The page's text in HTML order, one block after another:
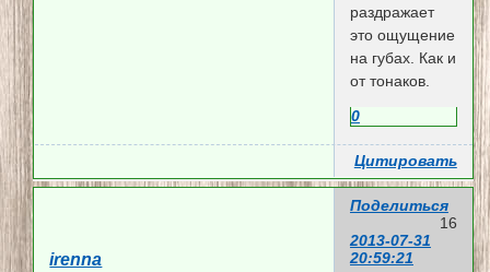
раздражает
это ощущение
на губах. Как и
от тонаков.
0
Цитировать
Поделиться
16
2013-07-31
20:59:21
irenna